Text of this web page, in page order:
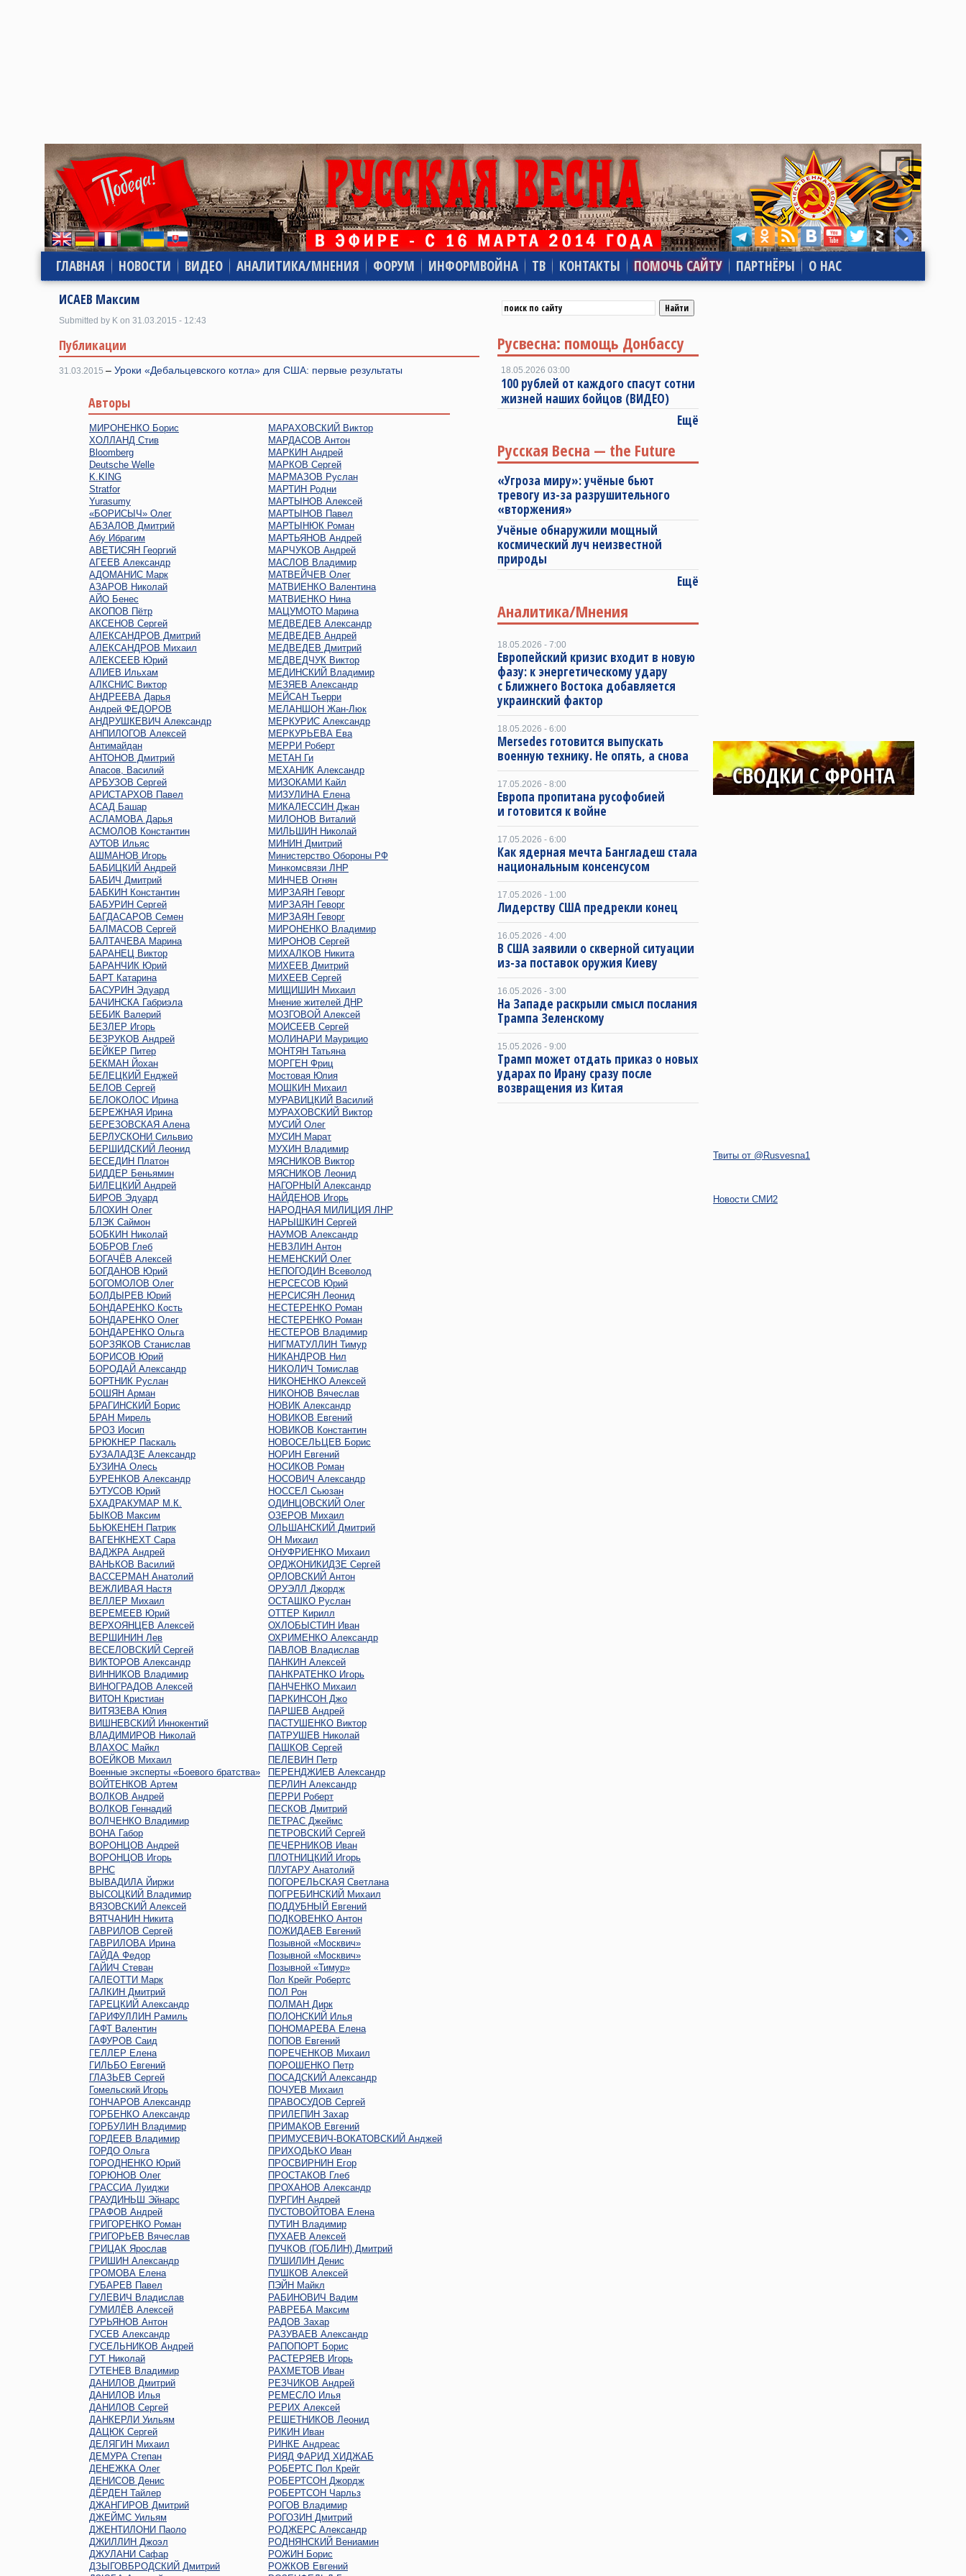
ГЛАВНАЯ НОВОСТИ ВИДЕО АНАЛИТИКА/МНЕНИЯ ФОРУМ ИНФОРМВОЙНА ТВ КОНТАКТЫ ПОМОЧЬ САЙТУ ПАРТНЁРЫ О НАС
ИСАЕВ Максим
Submitted by K on 31.03.2015 - 12:43
Публикации
31.03.2015 – Уроки «Дебальцевского котла» для США: первые результаты
Авторы
МИРОНЕНКО Борис
МАРАХОВСКИЙ Виктор
ХОЛЛАНД Стив
МАРДАСОВ Антон
Bloomberg
МАРКИН Андрей
Deutsche Welle
МАРКОВ Сергей
K.KING
МАРМАЗОВ Руслан
Stratfor
МАРТИН Родни
Yurasumy
МАРТЫНОВ Алексей
«БОРИСЫЧ» Олег
МАРТЫНОВ Павел
АБЗАЛОВ Дмитрий
МАРТЫНЮК Роман
Абу Ибрагим
МАРТЬЯНОВ Андрей
АВЕТИСЯН Георгий
МАРЧУКОВ Андрей
АГЕЕВ Александр
МАСЛОВ Владимир
АДОМАНИС Марк
МАТВЕЙЧЕВ Олег
АЗАРОВ Николай
МАТВИЕНКО Валентина
АЙО Бенес
МАТВИЕНКО Нина
АКОПОВ Пётр
МАЦУМОТО Марина
АКСЕНОВ Сергей
МЕДВЕДЕВ Александр
АЛЕКСАНДРОВ Дмитрий
МЕДВЕДЕВ Андрей
АЛЕКСАНДРОВ Михаил
МЕДВЕДЕВ Дмитрий
АЛЕКСЕЕВ Юрий
МЕДВЕДЧУК Виктор
АЛИЕВ Ильхам
МЕДИНСКИЙ Владимир
АЛКСНИС Виктор
МЕЗЯЕВ Александр
АНДРЕЕВА Дарья
МЕЙСАН Тьерри
Андрей ФЕДОРОВ
МЕЛАНШОН Жан-Люк
АНДРУШКЕВИЧ Александр
МЕРКУРИС Александр
АНПИЛОГОВ Алексей
МЕРКУРЬЕВА Ева
Антимайдан
МЕРРИ Роберт
АНТОНОВ Дмитрий
МЕТАН Ги
Апасов, Василий
МЕХАНИК Александр
АРБУЗОВ Сергей
МИЗОКАМИ Кайл
АРИСТАРХОВ Павел
МИЗУЛИНА Елена
АСАД Башар
МИКАЛЕССИН Джан
АСЛАМОВА Дарья
МИЛОНОВ Виталий
АСМОЛОВ Константин
МИЛЬШИН Николай
АУТОВ Ильяс
МИНИН Дмитрий
АШМАНОВ Игорь
Министерство Обороны РФ
БАБИЦКИЙ Андрей
Минкомсвязи ЛНР
БАБИЧ Дмитрий
МИНЧЕВ Oгнян
БАБКИН Константин
МИРЗАЯН Геворг
БАБУРИН Сергей
МИРЗАЯН Геворг
БАГДАСАРОВ Семен
МИРЗАЯН Геворг
БАЛМАСОВ Сергей
МИРОНЕНКО Владимир
БАЛТАЧЕВА Марина
МИРОНОВ Сергей
БАРАНЕЦ Виктор
МИХАЛКОВ Никита
БАРАНЧИК Юрий
МИХЕЕВ Дмитрий
БАРТ Катарина
МИХЕЕВ Сергей
БАСУРИН Эдуард
МИЩИШИН Михаил
БАЧИНСКА Габриэла
Мнение жителей ДНР
БЕБИК Валерий
МОЗГОВОЙ Алексей
БЕЗЛЕР Игорь
МОИСЕЕВ Сергей
БЕЗРУКОВ Андрей
МОЛИНАРИ Маурицио
БЕЙКЕР Питер
МОНТЯН Татьяна
БЕКМАН Йохан
МОРГЕН Фриц
БЕЛЕЦКИЙ Енджей
Мостовая Юлия
БЕЛОВ Сергей
МОШКИН Михаил
БЕЛОКОЛОС Ирина
МУРАВИЦКИЙ Василий
БЕРЕЖНАЯ Ирина
МУРАХОВСКИЙ Виктор
БЕРЕЗОВСКАЯ Алена
МУСИЙ Олег
БЕРЛУСКОНИ Сильвио
МУСИН Марат
БЕРШИДСКИЙ Леонид
МУХИН Владимир
БЕСЕДИН Платон
МЯСНИКОВ Виктор
БИДДЕР Беньямин
МЯСНИКОВ Леонид
БИЛЕЦКИЙ Андрей
НАГОРНЫЙ Александр
БИРОВ Эдуард
НАЙДЕНОВ Игорь
БЛОХИН Олег
НАРОДНАЯ МИЛИЦИЯ ЛНР
БЛЭК Саймон
НАРЫШКИН Сергей
БОБКИН Николай
НАУМОВ Александр
БОБРОВ Глеб
НЕВЗЛИН Антон
БОГАЧЁВ Алексей
НЕМЕНСКИЙ Олег
БОГДАНОВ Юрий
НЕПОГОДИН Всеволод
БОГОМОЛОВ Олег
НЕРСЕСОВ Юрий
БОЛДЫРЕВ Юрий
НЕРСИСЯН Леонид
БОНДАРЕНКО Кость
НЕСТЕРЕНКО Роман
БОНДАРЕНКО Олег
НЕСТЕРЕНКО Роман
БОНДАРЕНКО Ольга
НЕСТЕРОВ Владимир
БОРЗЯКОВ Станислав
НИГМАТУЛЛИН Тимур
БОРИСОВ Юрий
НИКАНДРОВ Нил
БОРОДАЙ Александр
НИКОЛИЧ Томислав
БОРТНИК Руслан
НИКОНЕНКО Алексей
БОШЯН Арман
НИКОНОВ Вячеслав
БРАГИНСКИЙ Борис
НОВИК Александр
БРАН Мирель
НОВИКОВ Евгений
БРОЗ Иосип
НОВИКОВ Константин
БРЮКНЕР Паскаль
НОВОСЕЛЬЦЕВ Борис
БУЗАЛАДЗЕ Александр
НОРИН Евгений
БУЗИНА Олесь
НОСИКОВ Роман
БУРЕНКОВ Александр
НОСОВИЧ Александр
БУТУСОВ Юрий
НОССЕЛ Сьюзан
БХАДРАКУМАР М.К.
ОДИНЦОВСКИЙ Олег
БЫКОВ Максим
ОЗЕРОВ Михаил
БЬЮКЕНЕН Патрик
ОЛЬШАНСКИЙ Дмитрий
ВАГЕНКНЕХТ Сара
ОН Михаил
ВАДЖРА Андрей
ОНУФРИЕНКО Михаил
ВАНЬКОВ Василий
ОРДЖОНИКИДЗЕ Сергей
ВАССЕРМАН Анатолий
ОРЛОВСКИЙ Антон
ВЕЖЛИВАЯ Настя
ОРУЭЛЛ Джордж
ВЕЛЛЕР Михаил
ОСТАШКО Руслан
ВЕРЕМЕЕВ Юрий
ОТТЕР Кирилл
ВЕРХОЯНЦЕВ Алексей
ОХЛОБЫСТИН Иван
ВЕРШИНИН Лев
ОХРИМЕНКО Александр
ВЕСЕЛОВСКИЙ Сергей
ПАВЛОВ Владислав
ВИКТОРОВ Александр
ПАНКИН Алексей
ВИННИКОВ Владимир
ПАНКРАТЕНКО Игорь
ВИНОГРАДОВ Алексей
ПАНЧЕНКО Михаил
ВИТОН Кристиан
ПАРКИНСОН Джо
ВИТЯЗЕВА Юлия
ПАРШЕВ Андрей
ВИШНЕВСКИЙ Иннокентий
ПАСТУШЕНКО Виктор
ВЛАДИМИРОВ Николай
ПАТРУШЕВ Николай
ВЛАХОС Майкл
ПАШКОВ Сергей
ВОЕЙКОВ Михаил
ПЕЛЕВИН Петр
Военные эксперты «Боевого братства»
ПЕРЕНДЖИЕВ Александр
ВОЙТЕНКОВ Артем
ПЕРЛИН Александр
ВОЛКОВ Андрей
ПЕРРИ Роберт
ВОЛКОВ Геннадий
ПЕСКОВ Дмитрий
ВОЛЧЕНКО Владимир
ПЕТРАС Джеймс
ВОНА Габор
ПЕТРОВСКИЙ Сергей
ВОРОНЦОВ Андрей
ПЕЧЕРНИКОВ Иван
ВОРОНЦОВ Игорь
ПЛОТНИЦКИЙ Игорь
ВРНС
ПЛУГАРУ Анатолий
ВЫВАДИЛА Йиржи
ПОГОРЕЛЬСКАЯ Светлана
ВЫСОЦКИЙ Владимир
ПОГРЕБИНСКИЙ Михаил
ВЯЗОВСКИЙ Алексей
ПОДДУБНЫЙ Евгений
ВЯТЧАНИН Никита
ПОДКОВЕНКО Антон
ГАВРИЛОВ Сергей
ПОЖИДАЕВ Евгений
ГАВРИЛОВА Ирина
Позывной «Москвич»
ГАЙДА Федор
Позывной «Москвич»
ГАЙИЧ Стеван
Позывной «Тимур»
ГАЛЕОТТИ Марк
Пол Крейг Робертс
ГАЛКИН Дмитрий
ПОЛ Рон
ГАРЕЦКИЙ Александр
ПОЛМАН Дирк
ГАРИФУЛЛИН Рамиль
ПОЛОНСКИЙ Илья
ГАФТ Валентин
ПОНОМАРЕВА Елена
ГАФУРОВ Саид
ПОПОВ Евгений
ГЕЛЛЕР Елена
ПОРЕЧЕНКОВ Михаил
ГИЛЬБО Евгений
ПОРОШЕНКО Петр
ГЛАЗЬЕВ Сергей
ПОСАДСКИЙ Александр
Гомельский Игорь
ПОЧУЕВ Михаил
ГОНЧАРОВ Александр
ПРАВОСУДОВ Сергей
ГОРБЕНКО Александр
ПРИЛЕПИН Захар
ГОРБУЛИН Владимир
ПРИМАКОВ Евгений
ГОРДЕЕВ Владимир
ПРИМУСЕВИЧ-ВОКАТОВСКИЙ Анджей
ГОРДО Ольга
ПРИХОДЬКО Иван
ГОРОДНЕНКО Юрий
ПРОСВИРНИН Егор
ГОРЮНОВ Олег
ПРОСТАКОВ Глеб
ГРАССИА Луиджи
ПРОХАНОВ Александр
ГРАУДИНЬШ Эйнарс
ПУРГИН Андрей
ГРАФОВ Андрей
ПУСТОВОЙТОВА Елена
ГРИГОРЕНКО Роман
ПУТИН Владимир
ГРИГОРЬЕВ Вячеслав
ПУХАЕВ Алексей
ГРИЦАК Ярослав
ПУЧКОВ (ГОБЛИН) Дмитрий
ГРИШИН Александр
ПУШИЛИН Денис
ГРОМОВА Елена
ПУШКОВ Алексей
ГУБАРЕВ Павел
ПЭЙН Майкл
ГУЛЕВИЧ Владислав
РАБИНОВИЧ Вадим
ГУМИЛЁВ Алексей
РАВРЕБА Максим
ГУРЬЯНОВ Антон
РАДОВ Захар
ГУСЕВ Александр
РАЗУВАЕВ Александр
ГУСЕЛЬНИКОВ Андрей
РАПОПОРТ Борис
ГУТ Николай
РАСТЕРЯЕВ Игорь
ГУТЕНЕВ Владимир
РАХМЕТОВ Иван
ДАНИЛОВ Дмитрий
РЕЗЧИКОВ Андрей
ДАНИЛОВ Илья
РЕМЕСЛО Илья
ДАНИЛОВ Сергей
РЕРИХ Алексей
ДАНКЕРЛИ Уильям
РЕШЕТНИКОВ Леонид
ДАЦЮК Сергей
РИКИН Иван
ДЕЛЯГИН Михаил
РИНКЕ Андреас
ДЕМУРА Степан
РИЯД ФАРИД ХИДЖАБ
ДЕНЕЖКА Олег
РОБЕРТС Пол Крейг
ДЕНИСОВ Денис
РОБЕРТСОН Джордж
ДЁРДЕН Тайлер
РОБЕРТСОН Чарльз
ДЖАНГИРОВ Дмитрий
РОГОВ Владимир
ДЖЕЙМС Уильям
РОГОЗИН Дмитрий
ДЖЕНТИЛОНИ Паоло
РОДЖЕРС Александр
ДЖИЛЛИН Джоэл
РОДНЯНСКИЙ Вениамин
ДЖУЛАНИ Сафар
РОЖИН Борис
ДЗЫГОВБРОДСКИЙ Дмитрий
РОЖКОВ Евгений
Русвесна: помощь Донбассу
18.05.2026 03:00
100 рублей от каждого спасут сотни
жизней наших бойцов (ВИДЕО)
Ещё
Русская Весна — the Future
«Угроза миру»: учёные бьют
тревогу из-за разрушительного
«вторжения»
Учёные обнаружили мощный
космический луч неизвестной
природы
Ещё
Аналитика/Мнения
18.05.2026 - 7:00
Европейский кризис входит в новую
фазу: к энергетическому удару
с Ближнего Востока добавляется
украинский фактор
18.05.2026 - 6:00
Mersedes готовится выпускать
военную технику. Не опять, а снова
17.05.2026 - 8:00
Европа пропитана русофобией
и готовится к войне
17.05.2026 - 6:00
Как ядерная мечта Бангладеш стала
национальным консенсусом
17.05.2026 - 1:00
Лидерству США предрекли конец
16.05.2026 - 4:00
В США заявили о скверной ситуации
из-за поставок оружия Киеву
16.05.2026 - 3:00
На Западе раскрыли смысл послания
Трампа Зеленскому
15.05.2026 - 9:00
Трамп может отдать приказ о новых
ударах по Ирану сразу после
возвращения из Китая
Твиты от @Rusvesna1
Новости СМИ2